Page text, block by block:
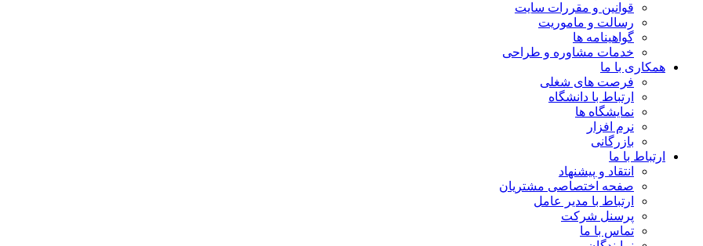
قوانین و مقررات سایت
رسالت و ماموریت
گواهینامه ها
خدمات مشاوره و طراحی
همکاری با ما
فرصت های شغلی
ارتباط با دانشگاه
نمایشگاه ها
نرم افزار
بازرگانی
ارتباط با ما
انتقاد و پیشنهاد
صفحه اختصاصی مشتریان
ارتباط با مدیر عامل
پرسنل شرکت
تماس با ما